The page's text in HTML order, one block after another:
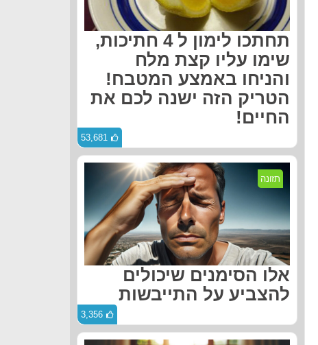
תחתכו לימון ל 4 חתיכות,
שימו עליו קצת מלח
והניחו באמצע המטבח!
הטריק הזה ישנה לכם את
החיים!
53,681
תזונה
אלו הסימנים שיכולים
להצביע על התייבשות
3,356